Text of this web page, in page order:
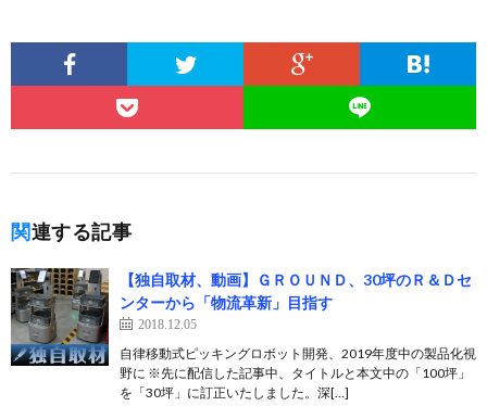
関連する記事
【独自取材、動画】ＧＲＯＵＮＤ、30坪のＲ＆Ｄセ
ンターから「物流革新」目指す
2018.12.05
自律移動式ピッキングロボット開発、2019年度中の製品化視
野に ※先に配信した記事中、タイトルと本文中の「100坪」
を「30坪」に訂正いたしました。深[…]